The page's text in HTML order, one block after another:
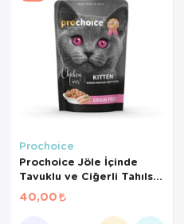
Prochoice
Prochoice Jöle İçinde
Tavuklu ve Ciğerli Tahılsız
Yavru Kedi Pounch 85 Gr
40,00